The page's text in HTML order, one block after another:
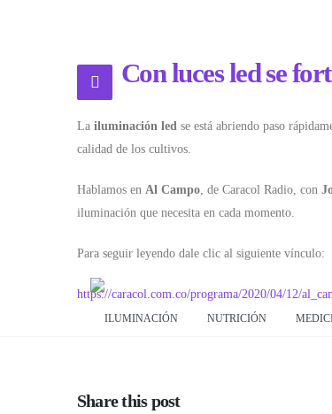
ILUMINACIÓN NUTRICIÓN
Con luces led se
La iluminación led se está abriendo paso
calidad de los cultivos.
Hablamos en Al Campo, de Caracol Radio, con
iluminación que necesita en cada momento.
Para seguir leyendo dale clic al siguiente vínculo:
https://caracol.com.co/programa/2020/04/12/
Share this post